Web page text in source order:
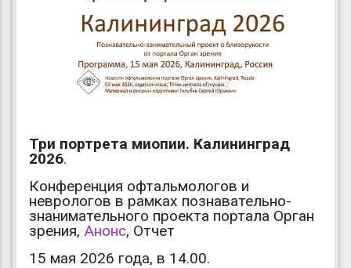
Три портрета миопии. Калининград
2026.
Конференция офтальмологов и
неврологов в рамках познавательно-
знанимательного проекта портала Орган
зрения, Анонс, Отчет
15 мая 2026 года, в 14.00.